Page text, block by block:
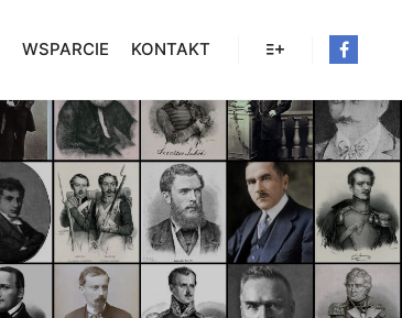
WSPARCIE KONTAKT